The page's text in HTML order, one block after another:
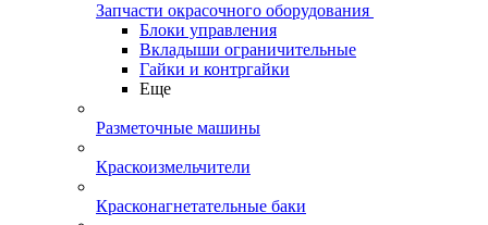
Запчасти окрасочного оборудования
Блоки управления
Вкладыши ограничительные
Гайки и контргайки
Еще
Разметочные машины
Краскоизмельчители
Красконагнетательные баки